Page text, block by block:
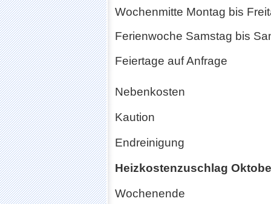
Wochenmitte Montag bis
Ferienwoche Samstag bis
Feiertage auf Anfrage
Nebenkosten
Kaution
Endreinigung
Heizkostenzuschlag
Wochenende